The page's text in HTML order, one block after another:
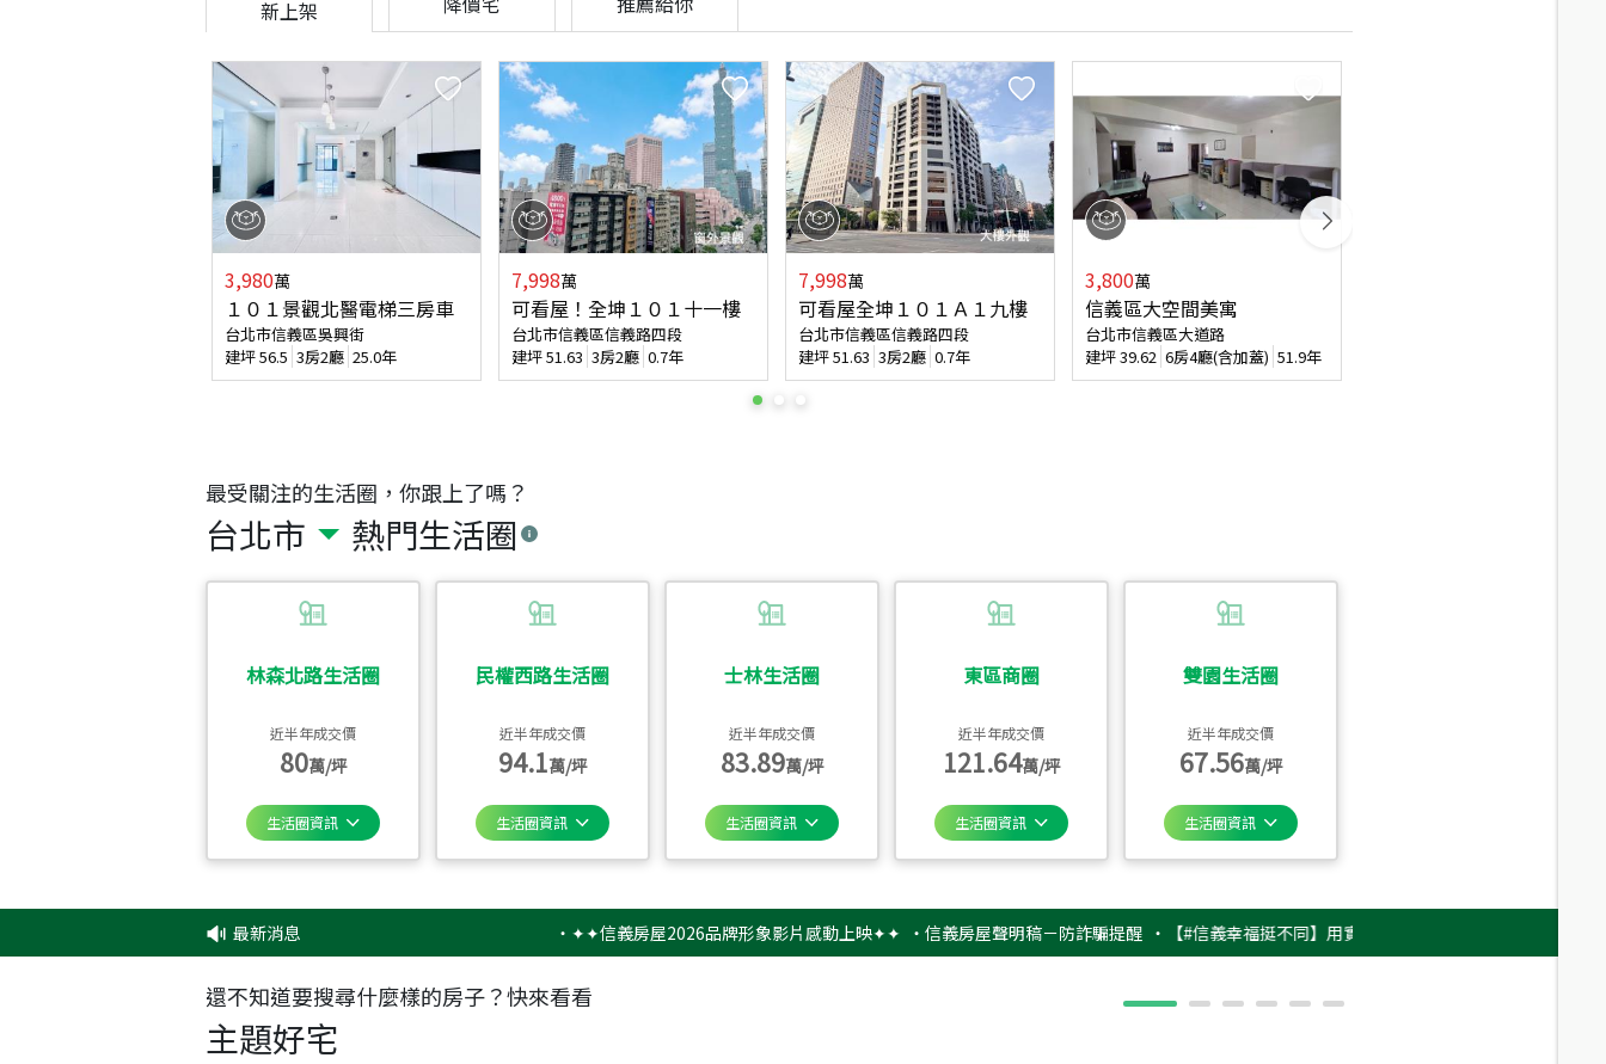
最受關注的生活圈，你跟上了嗎？
台北市 熱門生活圈
林森北路生活圈
近半年成交價
80萬/坪
生活圈資訊
民權西路生活圈
近半年成交價
94.1萬/坪
生活圈資訊
士林生活圈
近半年成交價
83.89萬/坪
生活圈資訊
東區商圈
近半年成交價
121.64萬/坪
生活圈資訊
雙園生活圈
近半年成交價
67.56萬/坪
生活圈資訊
新上架
3,980萬
１０１景觀北醫電梯三房車
台北市信義區吳興街
建坪56.5 3房2廳 25.0年
7,998萬
可看屋！全坤１０１十一樓
台北市信義區信義路四段
建坪51.63 3房2廳 0.7年
7,998萬
可看屋全坤１０１Ａ１九樓
台北市信義區信義路四段
建坪51.63 3房2廳 0.7年
3,800萬
信義區大空間美寓
台北市信義區大道路
建坪39.62 6房4廳(含加蓋) 51.9年
最新消息 ✦✦信義房屋2026品牌形象影片感動上映✦✦ ‧信義房屋聲明稿－防詐騙提醒 ‧【#信義幸福挺不同】用實力，讓升職免抽號碼牌！最新雇主品牌
還不知道要搜尋什麼樣的房子？快來看看
主題好宅